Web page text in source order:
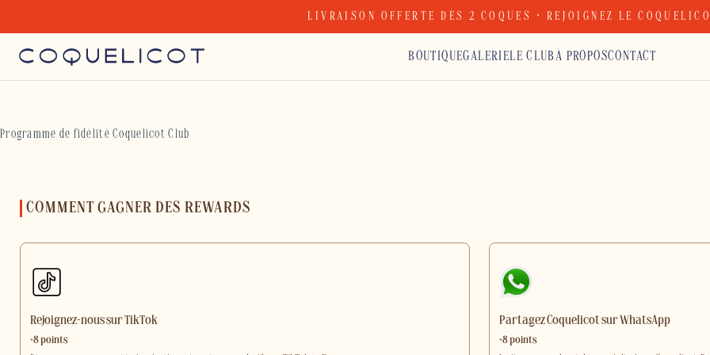
content
LIVRAISON OFFERTE DÈS 2 COQUES · REJOIGNEZ LE
BOUTIQUEGALERIELE CLUBÀ PROPOSCONTACT
Programme de fidélité Coquelicot Club
COMMENT GAGNER DES REWARDS
Rejoignez-nous sur TikTok
+8 points
Partagez Coquelicot sur WhatsApp
+8 points